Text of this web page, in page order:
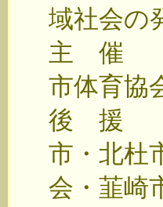
域社会の
主 催 峡
市体育協
後 援 山
市・北杜
会・韮崎